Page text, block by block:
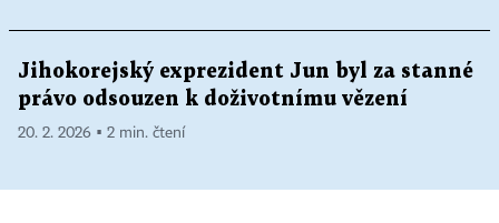
Jihokorejský exprezident Jun byl za stanné
právo odsouzen k doživotnímu vězení
20. 2. 2026 ▪ 2 min. čtení